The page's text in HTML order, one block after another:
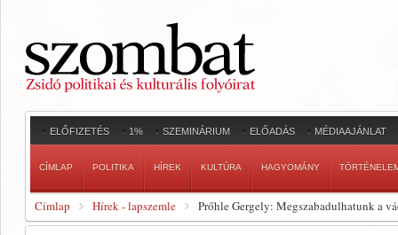
ELŐFIZETÉS 1% SZEMINÁRIUM ELŐADÁS MÉDIAAJÁNLAT
CÍMLAP POLITIKA HÍREK KULTÚRA HAGYOMÁNY
Címlap Hírek - lapszemle Prőhle Gergely: Megszabadulhatunk a